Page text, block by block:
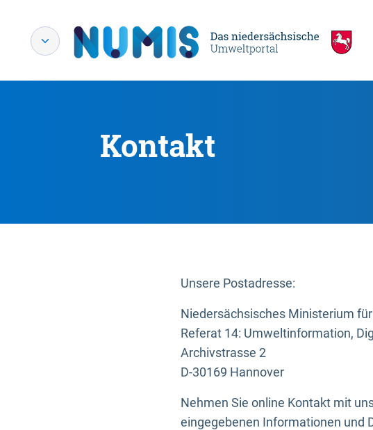
Kontakt
Unsere Postadresse:
Niedersächsisches Ministerium
Referat 14: Umweltinformation,
Archivstrasse 2
D-30169 Hannover
Nehmen Sie online Kontakt mit
eingegebenen Informationen und